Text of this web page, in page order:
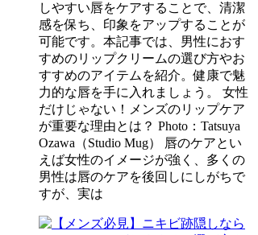
しやすい唇をケアすることで、清潔
感を保ち、印象をアップすることが
可能です。本記事では、男性におす
すめのリップクリームの選び方やお
すすめのアイテムを紹介。健康で魅
力的な唇を手に入れましょう。 女性
だけじゃない！メンズのリップケア
が重要な理由とは？ Photo：Tatsuya
Ozawa（Studio Mug） 唇のケアとい
えば女性のイメージが強く、多くの
男性は唇のケアを後回しにしがちで
すが、実は